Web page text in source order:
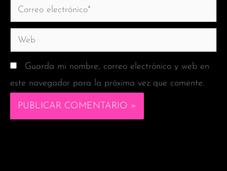
Correo
electrónico*
Web
Guarda mi nombre, correo electrónico y web en
este navegador para la próxima vez que comente.